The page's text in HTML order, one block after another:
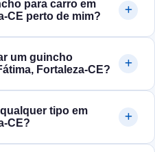
para carro em
perto de mim?
um guincho
Fortaleza‑CE?
tipo em